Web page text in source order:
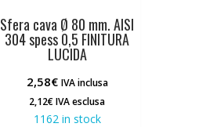
Sfera cava Ø 80 mm. AISI
304 spess 0,5 FINITURA
LUCIDA
2,58€ IVA inclusa
2,12€IVA esclusa
1162 in stock